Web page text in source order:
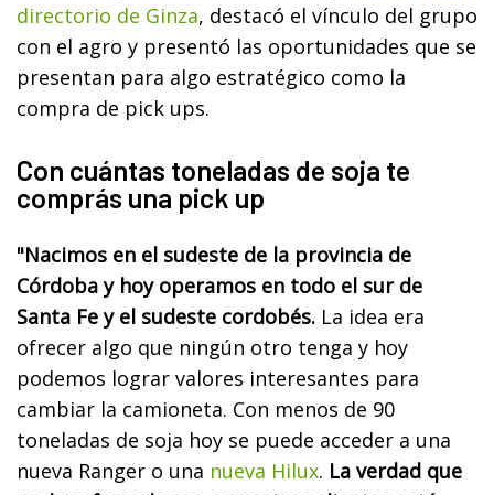
directorio de Ginza, destacó el vínculo del grupo
con el agro y presentó las oportunidades que se
presentan para algo estratégico como la
compra de pick ups.
Con cuántas toneladas de soja te
comprás una pick up
"Nacimos en el sudeste de la provincia de
Córdoba y hoy operamos en todo el sur de
Santa Fe y el sudeste cordobés. La idea era
ofrecer algo que ningún otro tenga y hoy
podemos lograr valores interesantes para
cambiar la camioneta. Con menos de 90
toneladas de soja hoy se puede acceder a una
nueva Ranger o una nueva Hilux. La verdad que